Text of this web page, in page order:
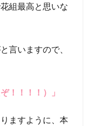
組最高と思いな
言いますので、
！！！！）」
ますように、本